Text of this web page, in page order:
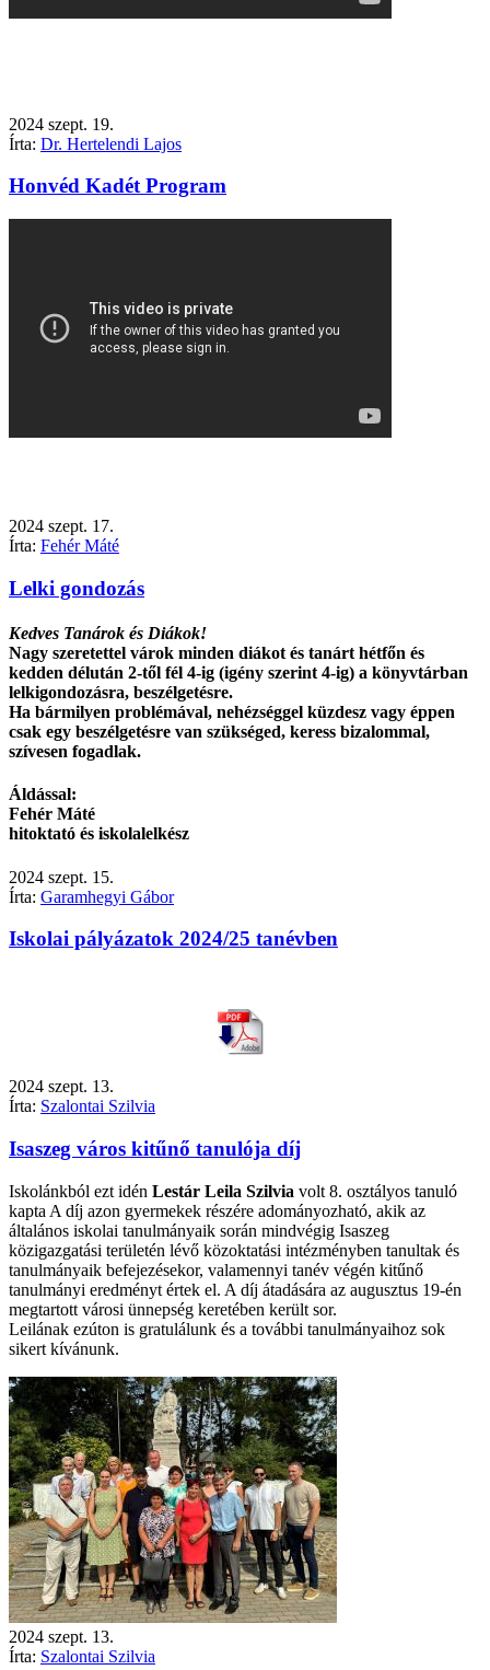
2024 szept. 19.
Írta: Dr. Hertelendi Lajos
Honvéd Kadét Program
2024 szept. 17.
Írta: Fehér Máté
Lelki gondozás
Kedves Tanárok és Diákok!
Nagy szeretettel várok minden diákot és tanárt hétfőn és
kedden délután 2-től fél 4-ig (igény szerint 4-ig) a könyvtárban
lelkigondozásra, beszélgetésre.
Ha bármilyen problémával, nehézséggel küzdesz vagy éppen
csak egy beszélgetésre van szükséged, keress bizalommal,
szívesen fogadlak.
Áldással:
Fehér Máté
hitoktató és iskolalelkész
2024 szept. 15.
Írta: Garamhegyi Gábor
Iskolai pályázatok 2024/25 tanévben
2024 szept. 13.
Írta: Szalontai Szilvia
Isaszeg város kitűnő tanulója díj
Iskolánkból ezt idén Lestár Leila Szilvia volt 8. osztályos tanuló
kapta A díj azon gyermekek részére adományozható, akik az
általános iskolai tanulmányaik során mindvégig Isaszeg
közigazgatási területén lévő közoktatási intézményben tanultak és
tanulmányaik befejezésekor, valamennyi tanév végén kitűnő
tanulmányi eredményt értek el. A díj átadására az augusztus 19-én
megtartott városi ünnepség keretében került sor.
Leilának ezúton is gratulálunk és a további tanulmányaihoz sok
sikert kívánunk.
2024 szept. 13.
Írta: Szalontai Szilvia